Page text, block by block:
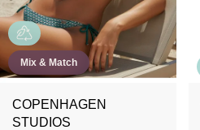
Mix & Match
COPENHAGEN
STUDIOS